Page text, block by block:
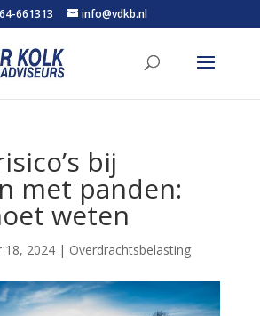
661313 info@vdkb.nl
bij
met panden:
weten
18, 2024| Overdrachtsbelasting